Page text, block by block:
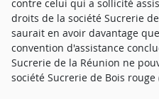
contre celui qui a sollicité
droits de la société Sucrerie
saurait en avoir davantage
convention d'assistance
Sucrerie de la Réunion ne
société Sucrerie de Bois rouge